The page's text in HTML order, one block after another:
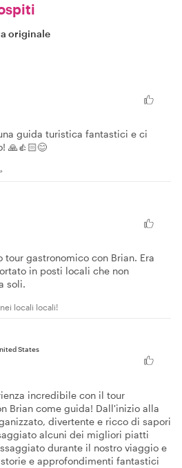
originale
guida turistica fantastici e ci
🙏👍🏻😊
gastronomico con Brian. Era
in posti locali che non
soli.
locali locali!
States
incredibile con il tour
Brian come guida! Dall'inizio alla
divertente e ricco di sapori
alcuni dei migliori piatti
durante il nostro viaggio e
e approfondimenti fantastici